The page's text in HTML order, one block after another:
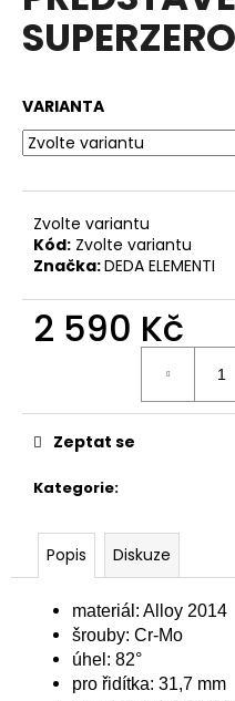
0,0
z
VARIANTA
Zvolte variantu
Kód: Zvolte variantu
Značka:DEDA ELEMENTI
2 590 Kč
Kategorie:
Zeptat se
Popis Diskuze
materiál: Alloy 2014
šrouby: Cr-Mo
úhel: 82°
pro řidítka: 31,7 mm
a
j
t
?
u
č
e
CYKLISTICKÁ